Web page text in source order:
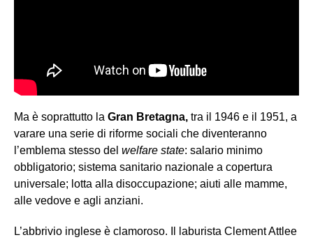
Ma è soprattutto la Gran Bretagna, tra il 1946 e il 1951, a
varare una serie di riforme sociali che diventeranno
l’emblema stesso del welfare state: salario minimo
obbligatorio; sistema sanitario nazionale a copertura
universale; lotta alla disoccupazione; aiuti alle mamme,
alle vedove e agli anziani.
L’abbrivio inglese è clamoroso. Il laburista Clement Attlee